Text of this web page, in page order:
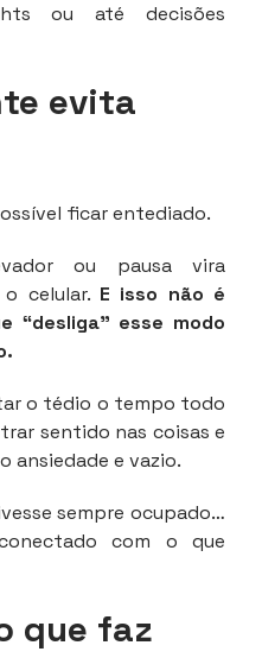
ou até decisões
evita
ficar entediado.
ou pausa vira
celular. E isso não é
“desliga” esse modo
o tédio o tempo todo
sentido nas coisas e
ansiedade e vazio.
sempre ocupado…
com o que
que faz